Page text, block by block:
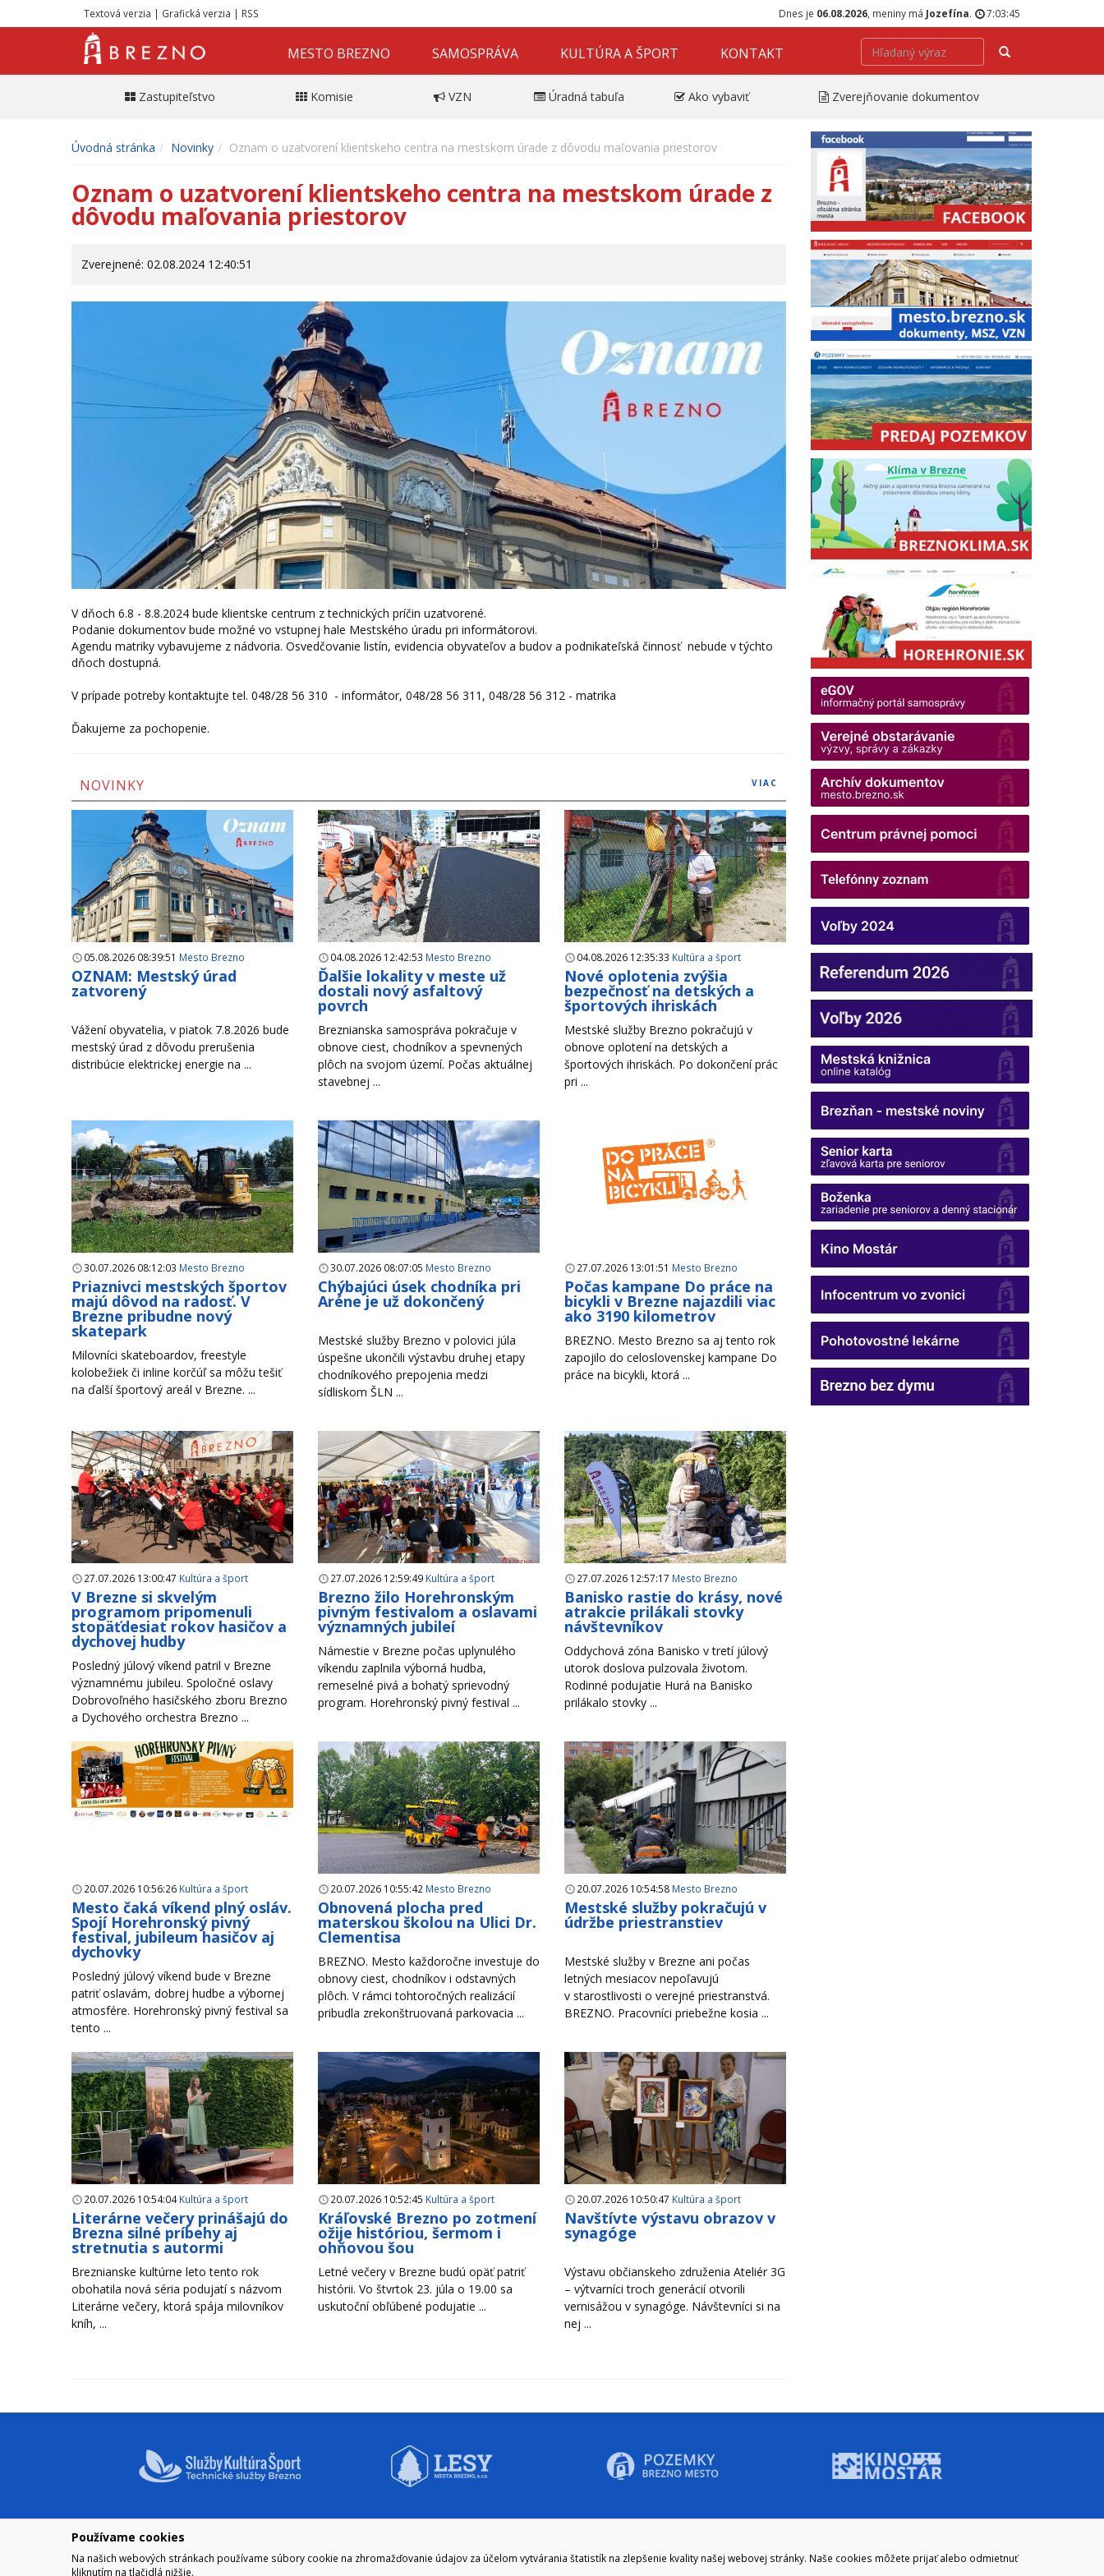
Používame cookies
Na našich webových stránkach používame súbory cookie na zhromažďovanie údajov za účelom vytvárania štatistík na zlepšenie kvality našej webovej stránky. Naše cookies môžete prijať alebo odmietnuť
kliknutím na tlačidlá nižšie.
Textová verzia | Grafická verzia | RSS Dnes je 06.08.2026 , meniny má Jozefína. 7:03:46
MESTO BREZNO SAMOSPRÁVA KULTÚRA A ŠPORT KONTAKT Hľadať
Zastupiteľstvo Komisie VZN Úradná tabuľa Ako vybaviť Zverejňovanie dokumentov
Úvodná stránka Novinky Oznam o uzatvorení klientskeho centra na mestskom úrade z dôvodu maľovania priestorov
Oznam o uzatvorení klientskeho centra na mestskom úrade z
dôvodu maľovania priestorov
Zverejnené: 02.08.2024 12:40:51
V dňoch 6.8 - 8.8.2024 bude klientske centrum z technických príčin uzatvorené.
Podanie dokumentov bude možné vo vstupnej hale Mestského úradu pri informátorovi.
Agendu matriky vybavujeme z nádvoria. Osvedčovanie listín, evidencia obyvateľov a budov a podnikateľská činnosť nebude v týchto
dňoch dostupná.
V prípade potreby kontaktujte tel. 048/28 56 310 - informátor, 048/28 56 311, 048/28 56 312 - matrika
Ďakujeme za pochopenie.
NOVINKY VIAC
05.08.2026 08:39:51 Mesto Brezno
OZNAM: Mestský úrad
zatvorený
Vážení obyvatelia, v piatok 7.8.2026 bude
mestský úrad z dôvodu prerušenia
distribúcie elektrickej energie na ...
04.08.2026 12:42:53 Mesto Brezno
Ďalšie lokality v meste už
dostali nový asfaltový
povrch
Breznianska samospráva pokračuje v
obnove ciest, chodníkov a spevnených
plôch na svojom území. Počas aktuálnej
stavebnej ...
04.08.2026 12:35:33 Kultúra a šport
Nové oplotenia zvýšia
bezpečnosť na detských a
športových ihriskách
Mestské služby Brezno pokračujú v
obnove oplotení na detských a
športových ihriskách. Po dokončení prác
pri ...
30.07.2026 08:12:03 Mesto Brezno
Priaznivci mestských športov
majú dôvod na radosť. V
Brezne pribudne nový
skatepark
Milovníci skateboardov, freestyle
kolobežiek či inline korčúľ sa môžu tešiť
na ďalší športový areál v Brezne. ...
30.07.2026 08:07:05 Mesto Brezno
Chýbajúci úsek chodníka pri
Aréne je už dokončený
Mestské služby Brezno v polovici júla
úspešne ukončili výstavbu druhej etapy
chodníkového prepojenia medzi
sídliskom ŠLN ...
27.07.2026 13:01:51 Mesto Brezno
Počas kampane Do práce na
bicykli v Brezne najazdili viac
ako 3190 kilometrov
BREZNO. Mesto Brezno sa aj tento rok
zapojilo do celoslovenskej kampane Do
práce na bicykli, ktorá ...
27.07.2026 13:00:47 Kultúra a šport
V Brezne si skvelým
programom pripomenuli
stopäťdesiat rokov hasičov a
dychovej hudby
Posledný júlový víkend patril v Brezne
významnému jubileu. Spoločné oslavy
Dobrovoľného hasičského zboru Brezno
a Dychového orchestra Brezno ...
27.07.2026 12:59:49 Kultúra a šport
Brezno žilo Horehronským
pivným festivalom a oslavami
významných jubileí
Námestie v Brezne počas uplynulého
víkendu zaplnila výborná hudba,
remeselné pivá a bohatý sprievodný
program. Horehronský pivný festival ...
27.07.2026 12:57:17 Mesto Brezno
Banisko rastie do krásy, nové
atrakcie prilákali stovky
návštevníkov
Oddychová zóna Banisko v tretí júlový
utorok doslova pulzovala životom.
Rodinné podujatie Hurá na Banisko
prilákalo stovky ...
20.07.2026 10:56:26 Kultúra a šport
Mesto čaká víkend plný osláv.
Spojí Horehronský pivný
festival, jubileum hasičov aj
dychovky
Posledný júlový víkend bude v Brezne
patriť oslavám, dobrej hudbe a výbornej
atmosfére. Horehronský pivný festival sa
tento ...
20.07.2026 10:55:42 Mesto Brezno
Obnovená plocha pred
materskou školou na Ulici Dr.
Clementisa
BREZNO. Mesto každoročne investuje do
obnovy ciest, chodníkov i odstavných
plôch. V rámci tohtoročných realizácií
pribudla zrekonštruovaná parkovacia ...
20.07.2026 10:54:58 Mesto Brezno
Mestské služby pokračujú v
údržbe priestranstiev
Mestské služby v Brezne ani počas
letných mesiacov nepoľavujú
v starostlivosti o verejné priestranstvá.
BREZNO. Pracovníci priebežne kosia ...
20.07.2026 10:54:04Kultúra a šport
Literárne večery prinášajú do
Brezna silné príbehy aj
stretnutia s autormi
Breznianske kultúrne leto tento rok
obohatila nová séria podujatí s názvom
Literárne večery, ktorá spája milovníkov
kníh, ...
20.07.2026 10:52:45 Kultúra a šport
Kráľovské Brezno po zotmení
ožije históriou, šermom i
ohňovou šou
Letné večery v Brezne budú opäť patriť
histórii. Vo štvrtok 23. júla o 19.00 sa
uskutoční obľúbené podujatie ...
20.07.2026 10:50:47 Kultúra a šport
Navštívte výstavu obrazov v
synagóge
Výstavu občianskeho združenia Ateliér 3G
– výtvarníci troch generácií otvorili
vernisážou v synagóge. Návštevníci si na
nej ...
NAVIGÁCIA
Mesto Brezno
OTVÁRACIE HODINY:
KONTAKT